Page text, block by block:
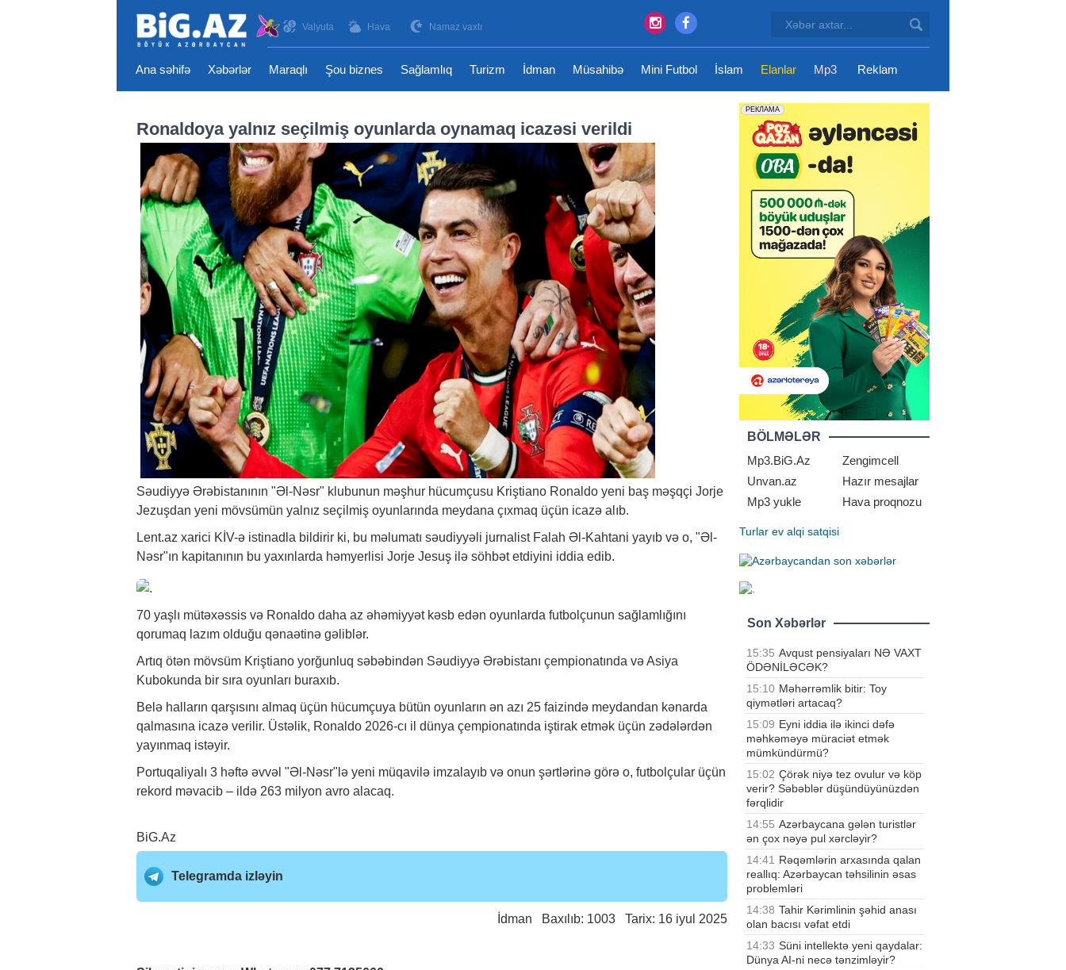
Valyuta Hava Namaz vaxtı
Ana səhifə Xəbərlər Maraqlı Şou biznes Sağlamlıq Turizm İdman Müsahibə Mini Futbol İslam Elanlar Mp3 Reklam
Ronaldoya yalnız seçilmiş oyunlarda oynamaq icazəsi verildi
Səudiyyə Ərəbistanının "Əl-Nəsr" klubunun məşhur hücumçusu Kriştiano Ronaldo yeni baş məşqçi Jorje
Jezuşdan yeni mövsümün yalnız seçilmiş oyunlarında meydana çıxmaq üçün icazə alıb.
Lent.az xarici KİV-ə istinadla bildirir ki, bu məlumatı səudiyyəli jurnalist Falah Əl-Kahtani yayıb və o, "Əl-
Nəsr"ın kapitanının bu yaxınlarda həmyerlisi Jorje Jesuş ilə söhbət etdiyini iddia edib.
70 yaşlı mütəxəssis və Ronaldo daha az əhəmiyyət kəsb edən oyunlarda futbolçunun sağlamlığını
qorumaq lazım olduğu qənaətinə gəliblər.
Artıq ötən mövsüm Kriştiano yorğunluq səbəbindən Səudiyyə Ərəbistanı çempionatında və Asiya
Kubokunda bir sıra oyunları buraxıb.
Belə halların qarşısını almaq üçün hücumçuya bütün oyunların ən azı 25 faizində meydandan kənarda
qalmasına icazə verilir. Üstəlik, Ronaldo 2026-cı il dünya çempionatında iştirak etmək üçün zədələrdən
yayınmaq istəyir.
Portuqaliyalı 3 həftə əvvəl "Əl-Nəsr"lə yeni müqavilə imzalayıb və onun şərtlərinə görə o, futbolçular üçün
rekord məvacib – ildə 263 milyon avro alacaq.
BiG.Az
Telegramda izləyin
İdman Baxılıb: 1003 Tarix: 16 iyul 2025
BÖLMƏLƏR
Mp3.BiG.Az
Zengimcell
Unvan.az
Hazır mesajlar
Mp3 yukle
Hava proqnozu
Turlar ev alqi satqisi
Son Xəbərlər
15:35 Avqust pensiyaları NƏ VAXT
ÖDƏNİLƏCƏK?
15:10 Məhərrəmlik bitir: Toy
qiymətləri artacaq?
15:09 Eyni iddia ilə ikinci dəfə
məhkəməyə müraciət etmək
mümkündürmü?
15:02 Çörək niyə tez ovulur və köp
verir? Səbəblər düşündüyünüzdən
fərqlidir
14:55 Azərbaycana gələn turistlər
ən çox nəyə pul xərcləyir?
14:41 Rəqəmlərin arxasında qalan
reallıq: Azərbaycan təhsilinin əsas
problemləri
14:38 Tahir Kərimlinin şəhid anası
olan bacısı vəfat etdi
14:33 Süni intellektə yeni qaydalar:
Dünya AI-ni necə tənzimləyir?